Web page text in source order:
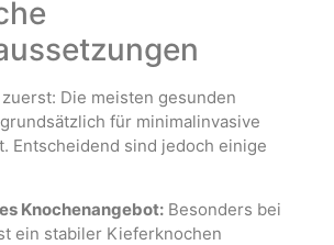
Die meisten gesunden
für minimalinvasive
Entscheidend sind jedoch einige
Knochenangebot: Besonders bei
ein stabiler Kieferknochen